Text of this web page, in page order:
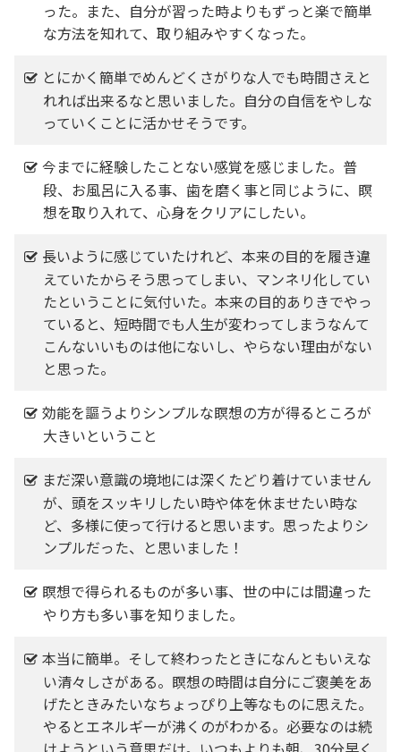
った。また、自分が習った時よりもずっと楽で簡単
な方法を知れて、取り組みやすくなった。
とにかく簡単でめんどくさがりな人でも時間さえと
れれば出来るなと思いました。自分の自信をやしな
っていくことに活かせそうです。
今までに経験したことない感覚を感じました。普
段、お風呂に入る事、歯を磨く事と同じように、瞑
想を取り入れて、心身をクリアにしたい。
長いように感じていたけれど、本来の目的を履き違
えていたからそう思ってしまい、マンネリ化してい
たということに気付いた。本来の目的ありきでやっ
ていると、短時間でも人生が変わってしまうなんて
こんないいものは他にないし、やらない理由がない
と思った。
効能を謳うよりシンプルな瞑想の方が得るところが
大きいということ
まだ深い意識の境地には深くたどり着けていません
が、頭をスッキリしたい時や体を休ませたい時な
ど、多様に使って行けると思います。思ったよりシ
ンプルだった、と思いました！
瞑想で得られるものが多い事、世の中には間違った
やり方も多い事を知りました。
本当に簡単。そして終わったときになんともいえな
い清々しさがある。瞑想の時間は自分にご褒美をあ
げたときみたいなちょっぴり上等なものに思えた。
やるとエネルギーが沸くのがわかる。必要なのは続